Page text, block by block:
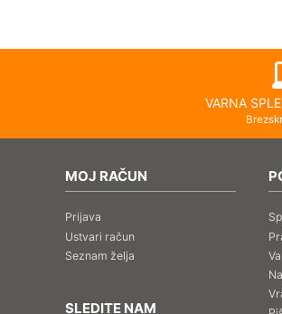
VARNA
MOJ RAČUN
Prijava
Ustvari račun
Seznam želja
SLEDITE NAM